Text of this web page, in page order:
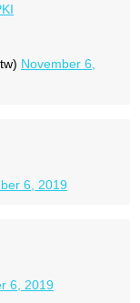
November 6,
6, 2019
6, 2019